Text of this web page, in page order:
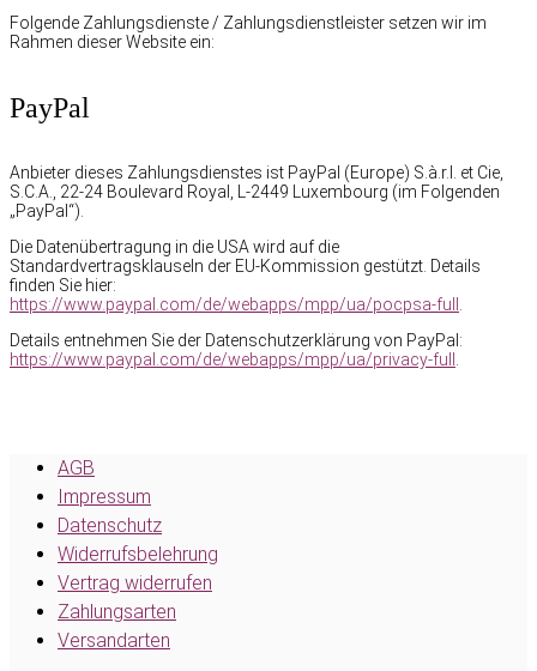
Folgende Zahlungsdienste / Zahlungsdienstleister setzen wir im
Rahmen dieser Website ein:
PayPal
Anbieter dieses Zahlungsdienstes ist PayPal (Europe) S.à.r.l. et Cie,
S.C.A., 22-24 Boulevard Royal, L-2449 Luxembourg (im Folgenden
„PayPal“).
Die Datenübertragung in die USA wird auf die
Standardvertragsklauseln der EU-Kommission gestützt. Details
finden Sie hier:
https://www.paypal.com/de/webapps/mpp/ua/pocpsa-full .
Details entnehmen Sie der Datenschutzerklärung von PayPal:
https://www.paypal.com/de/webapps/mpp/ua/privacy-full .
AGB
Impressum
Datenschutz
Widerrufsbelehrung
Vertrag widerrufen
Zahlungsarten
Versandarten